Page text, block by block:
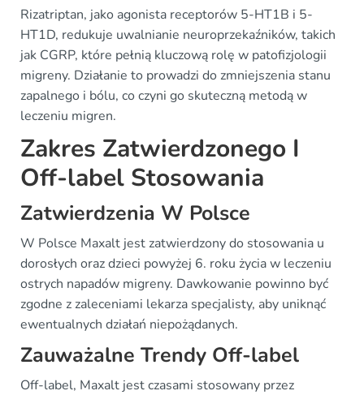
Rizatriptan, jako agonista receptorów 5-HT1B i 5-
HT1D, redukuje uwalnianie neuroprzekaźników, takich
jak CGRP, które pełnią kluczową rolę w patofizjologii
migreny. Działanie to prowadzi do zmniejszenia stanu
zapalnego i bólu, co czyni go skuteczną metodą w
leczeniu migren.
Zakres Zatwierdzonego I
Off-label Stosowania
Zatwierdzenia W Polsce
W Polsce Maxalt jest zatwierdzony do stosowania u
dorosłych oraz dzieci powyżej 6. roku życia w leczeniu
ostrych napadów migreny. Dawkowanie powinno być
zgodne z zaleceniami lekarza specjalisty, aby uniknąć
ewentualnych działań niepożądanych.
Zauważalne Trendy Off-label
Off-label, Maxalt jest czasami stosowany przez